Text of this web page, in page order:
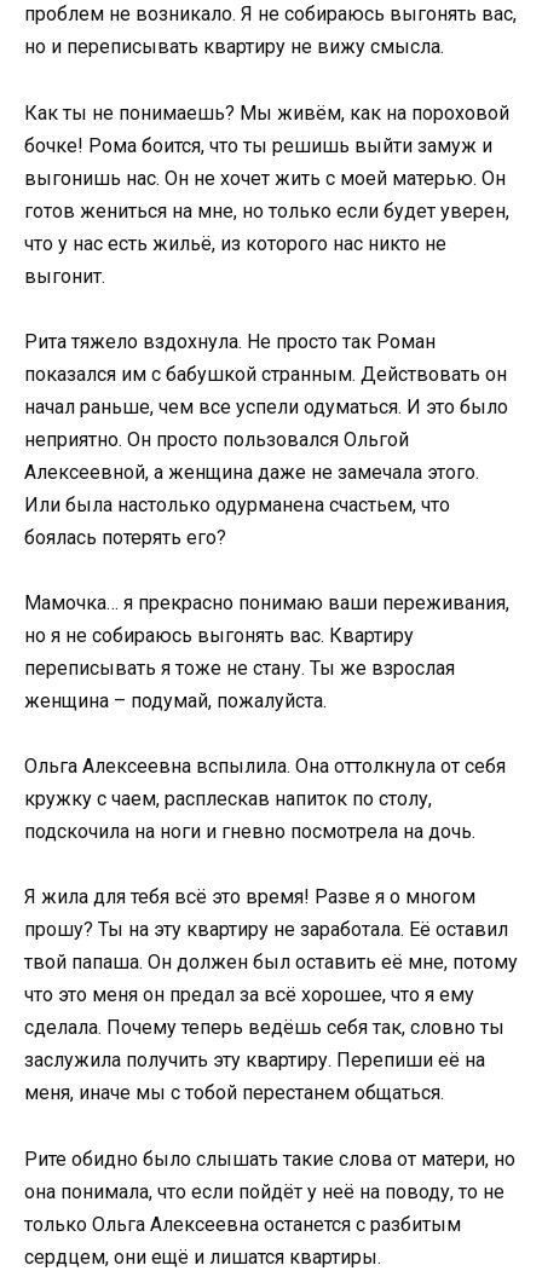
проблем не возникало. Я не собираюсь выгонять вас,
но и переписывать квартиру не вижу смысла.
Как ты не понимаешь? Мы живём, как на пороховой
бочке! Рома боится, что ты решишь выйти замуж и
выгонишь нас. Он не хочет жить с моей матерью. Он
готов жениться на мне, но только если будет уверен,
что у нас есть жильё, из которого нас никто не
выгонит.
Рита тяжело вздохнула. Не просто так Роман
показался им с бабушкой странным. Действовать он
начал раньше, чем все успели одуматься. И это было
неприятно. Он просто пользовался Ольгой
Алексеевной, а женщина даже не замечала этого.
Или была настолько одурманена счастьем, что
боялась потерять его?
Мамочка… я прекрасно понимаю ваши переживания,
но я не собираюсь выгонять вас. Квартиру
переписывать я тоже не стану. Ты же взрослая
женщина – подумай, пожалуйста.
Ольга Алексеевна вспылила. Она оттолкнула от себя
кружку с чаем, расплескав напиток по столу,
подскочила на ноги и гневно посмотрела на дочь.
Я жила для тебя всё это время! Разве я о многом
прошу? Ты на эту квартиру не заработала. Её оставил
твой папаша. Он должен был оставить её мне, потому
что это меня он предал за всё хорошее, что я ему
сделала. Почему теперь ведёшь себя так, словно ты
заслужила получить эту квартиру. Перепиши её на
меня, иначе мы с тобой перестанем общаться.
Рите обидно было слышать такие слова от матери, но
она понимала, что если пойдёт у неё на поводу, то не
только Ольга Алексеевна останется с разбитым
сердцем, они ещё и лишатся квартиры.